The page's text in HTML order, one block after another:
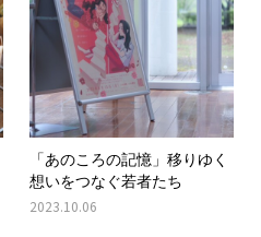
「あのころの記憶」移りゆく
想いをつなぐ若者たち
2023.10.06